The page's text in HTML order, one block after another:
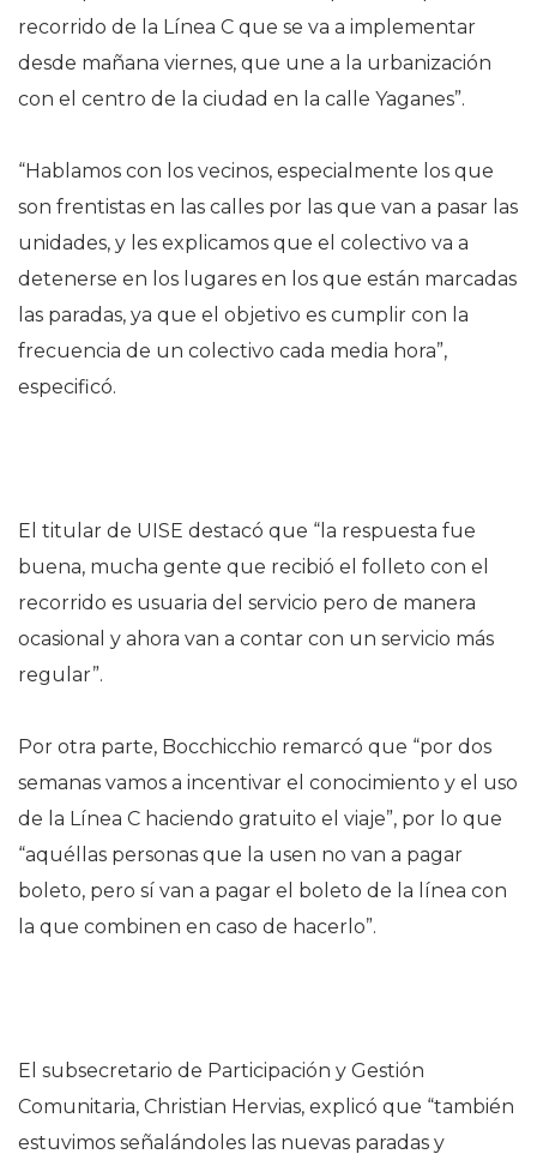
recorrido de la Línea C que se va a implementar
desde mañana viernes, que une a la urbanización
con el centro de la ciudad en la calle Yaganes”.
“Hablamos con los vecinos, especialmente los que
son frentistas en las calles por las que van a pasar las
unidades, y les explicamos que el colectivo va a
detenerse en los lugares en los que están marcadas
las paradas, ya que el objetivo es cumplir con la
frecuencia de un colectivo cada media hora”,
especificó.
El titular de UISE destacó que “la respuesta fue
buena, mucha gente que recibió el folleto con el
recorrido es usuaria del servicio pero de manera
ocasional y ahora van a contar con un servicio más
regular”.
Por otra parte, Bocchicchio remarcó que “por dos
semanas vamos a incentivar el conocimiento y el uso
de la Línea C haciendo gratuito el viaje”, por lo que
“aquéllas personas que la usen no van a pagar
boleto, pero sí van a pagar el boleto de la línea con
la que combinen en caso de hacerlo”.
El subsecretario de Participación y Gestión
Comunitaria, Christian Hervias, explicó que “también
estuvimos señalándoles las nuevas paradas y